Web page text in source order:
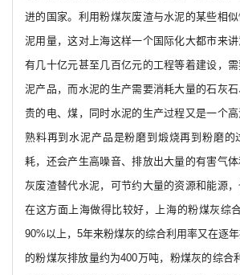
进的国家。利用粉煤灰废渣与水泥的某些相
泥用量，这对上海这样一个国际化大都市来
有几十亿元甚至几百亿元的工程等着建设，
泥产品，而水泥的生产需要消耗大量的石灰
贵的电、煤，同时水泥的生产过程又是一个
熟料再到水泥产品是粉磨到煅烧再到粉磨的
耗，还会产生高噪音、排放出大量的有害气
灰废渣替代水泥，可节约大量的资源和能源，
在这方面上海做得比较好，上海的粉煤灰综
90%以上，5年来粉煤灰的综合利用率又在逐
的粉煤灰排放量约为400万吨，粉煤灰的综合